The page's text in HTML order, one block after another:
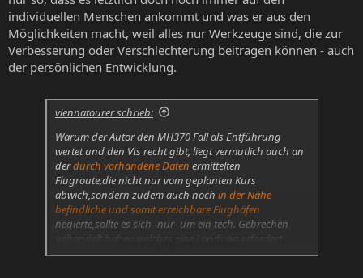
individuellen Menschen ankommt und was er aus den
Möglichkeiten macht, weil alles nur Werkzeuge sind, die zur
Verbesserung oder Verschlechterung beitragen können - auch
der persönlichen Entwicklung.
viennatourer schrieb:
Warum der Autor den MH370 Fall als Entführung
wertet und den Vts recht gibt, liegt vermutlich auch an
derdurch vorhandene Daten ermittelten
Flugroute,die nicht nur vom geplanten Kurs
abwich,sondern zudem auch noch in der Nähe
befindliche und somit erreichbare Flughäfen
negierte,sollte es sich -nur- um ein tech. Gebrechen
gehandelt haben,welches eine Landung erfordert
hätte.